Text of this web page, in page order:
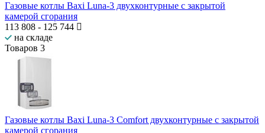
Газовые котлы Baxi Luna-3 двухконтурные с закрытой
камерой сгорания
113 808 - 125 744
на складе
Товаров 3
Газовые котлы Baxi Luna-3 Comfort двухконтурные с закрытой
камерой сгорания